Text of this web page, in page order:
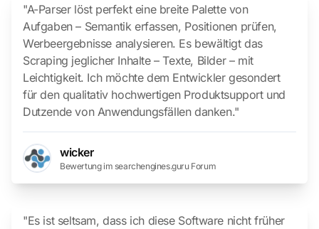
"A-Parser löst perfekt eine breite Palette von
Aufgaben – Semantik erfassen, Positionen prüfen,
Werbeergebnisse analysieren. Es bewältigt das
Scraping jeglicher Inhalte – Texte, Bilder – mit
Leichtigkeit. Ich möchte dem Entwickler gesondert
für den qualitativ hochwertigen Produktsupport und
Dutzende von Anwendungsfällen danken."
wicker
Bewertung im searchengines.guru Forum
"Es ist seltsam, dass ich diese Software nicht früher